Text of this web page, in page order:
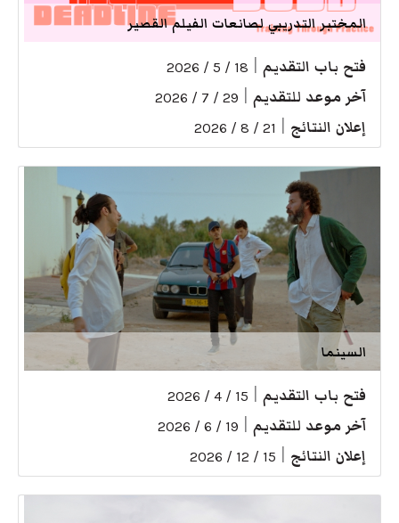
المختبر التدريبي لصانعات الفيلم القصير
فتح باب التقديم 18 / 5 / 2026
آخر موعد للتقديم 29 / 7 / 2026
إعلان النتائج 21 / 8 / 2026
السينما
فتح باب التقديم 15 / 4 / 2026
آخر موعد للتقديم 19 / 6 / 2026
إعلان النتائج 15 / 12 / 2026